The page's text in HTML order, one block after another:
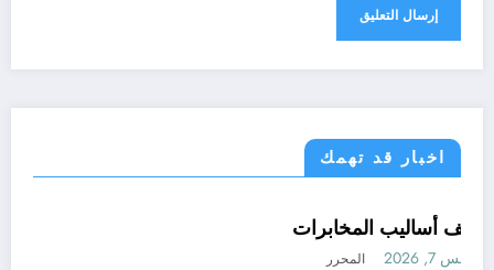
اخبار قد تهمك
اسرار امن و استراتيجيا تقارير
كشف أساليب المخابرات
أغسطس 7, 2026